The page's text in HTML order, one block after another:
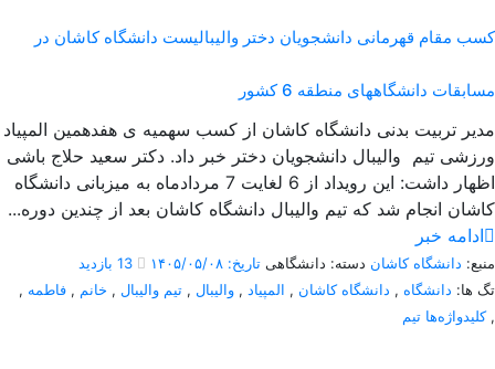
کسب مقام قهرمانی دانشجویان دختر والیبالیست دانشگاه کاشان در
مسابقات دانشگاههای منطقه 6 کشور
مدیر تربیت بدنی دانشگاه کاشان از کسب سهمیه ی هفدهمین المپیاد
ورزشی تیم والیبال دانشجویان دختر خبر داد. دکتر سعید حلاج باشی
اظهار داشت: این رویداد از 6 لغایت 7 مردادماه به میزبانی دانشگاه
کاشان انجام شد که تیم والیبال دانشگاه کاشان بعد از چندین دوره...
ادامه خبر
منبع: دانشگاه کاشان دسته: دانشگاهی تاریخ: ۱۴۰۵/۰۵/۰۸
تگ ها: دانشگاه , دانشگاه کاشان , المپیاد , والیبال , تیم والیبال , خانم , فاطمه ,
کلیدواژه‌ها تیم,